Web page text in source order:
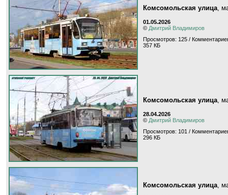
Комсомольская улица,
01.05.2026
© Дмитрий Владимиров
Просмотров: 125 /
357 КБ
Комсомольская улица,
28.04.2026
© Дмитрий Владимиров
Просмотров: 101 /
296 КБ
Комсомольская улица,